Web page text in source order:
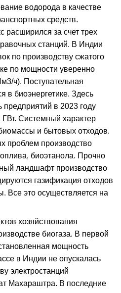
водорода в качестве
средств.
за счет трех
станций. В Индии
по производству сжатого
по мощности уверенно
ч). Поступательная
в биоэнергетике. Здесь
в 2023 году
Системный характер
и бытовых отходов.
проблем производство
биоэтанола. Прочно
ландшафт производство
газификация отходов
Все это осуществляется на
хозяйствования
биогаза. В первой
мощность
в Индии не опускалась
электростанций
Махараштра. В последние